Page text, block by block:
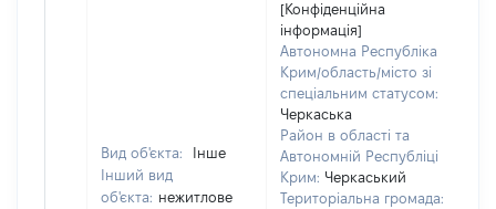
Вид об'єкта:
Інше
Інший вид
об'єкта: нежитлове
[Конфіденційна
інформація]
Автономна Республіка
Крим/область/місто зі
спеціальним статусом:
Черкаська
Район в області та
Автономній Республіці
Крим: Черкаський
Територіальна громада: